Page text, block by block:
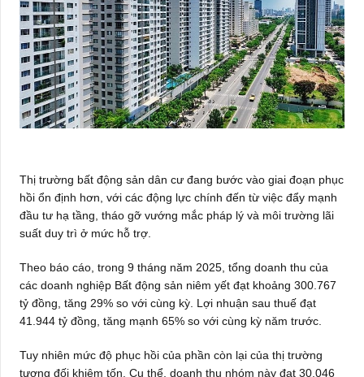
Thị trường bất động sản dân cư đang bước vào giai đoạn phục
hồi ổn định hơn, với các động lực chính đến từ việc đẩy mạnh
đầu tư hạ tầng, tháo gỡ vướng mắc pháp lý và môi trường lãi
suất duy trì ở mức hỗ trợ.
Theo báo cáo, trong 9 tháng năm 2025, tổng doanh thu của
các doanh nghiệp Bất động sản niêm yết đạt khoảng 300.767
tỷ đồng, tăng 29% so với cùng kỳ. Lợi nhuận sau thuế đạt
41.944 tỷ đồng, tăng mạnh 65% so với cùng kỳ năm trước.
Tuy nhiên mức độ phục hồi của phần còn lại của thị trường
tương đối khiêm tốn. Cụ thể, doanh thu nhóm này đạt 30.046